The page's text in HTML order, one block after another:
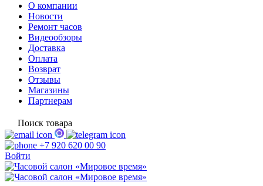
О компании
Новости
Ремонт часов
Видеообзоры
Доставка
Оплата
Возврат
Отзывы
Магазины
Партнерам
Поиск товара
+7 920 620 00 90
Войти